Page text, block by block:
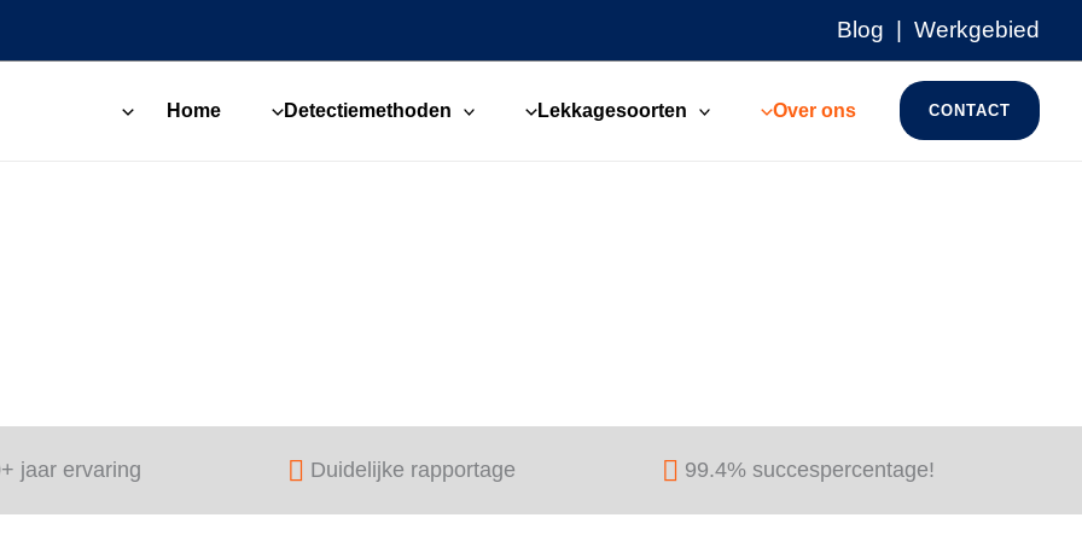
Blog Werkgebied
Home Detectiemethoden Lekkagesoorten Over ons CONTACT
jaar ervaring Duidelijke rapportage 99.4% succespercentage!